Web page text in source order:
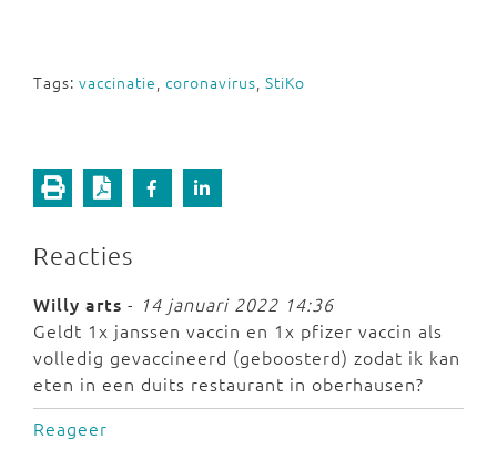
Tags: vaccinatie, coronavirus, StiKo
Reacties
Willy arts - 14 januari 2022 14:36
Geldt 1x janssen vaccin en 1x pfizer vaccin als
volledig gevaccineerd (geboosterd) zodat ik kan
eten in een duits restaurant in oberhausen?
Reageer